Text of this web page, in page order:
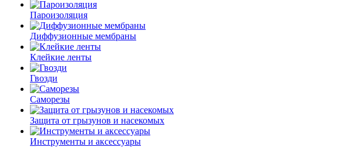
Пароизоляция
Диффузионные мембраны
Клейкие ленты
Гвозди
Саморезы
Защита от грызунов и насекомых
Инструменты и аксессуары